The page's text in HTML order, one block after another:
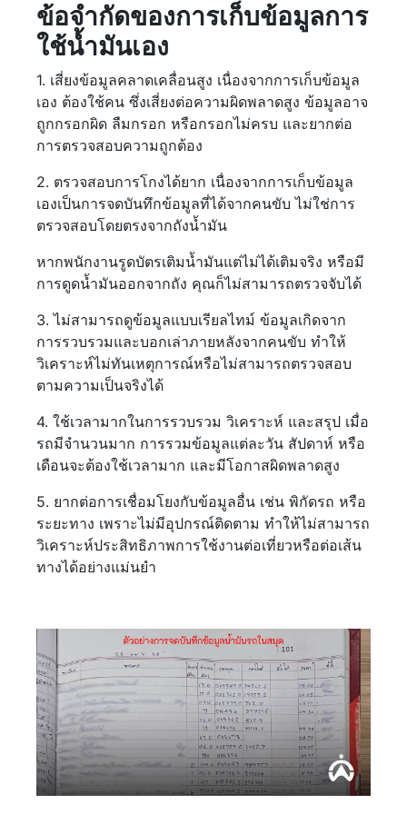
ข้อจำกัดของการเก็บข้อมูลการ
ใช้น้ำมันเอง
1. เสี่ยงข้อมูลคลาดเคลื่อนสูง เนื่องจากการเก็บข้อมูล
เอง ต้องใช้คน ซึ่งเสี่ยงต่อความผิดพลาดสูง ข้อมูลอาจ
ถูกกรอกผิด ลืมกรอก หรือกรอกไม่ครบ และยากต่อ
การตรวจสอบความถูกต้อง
2. ตรวจสอบการโกงได้ยาก เนื่องจากการเก็บข้อมูล
เองเป็นการจดบันทึกข้อมูลที่ได้จากคนขับ ไม่ใช่การ
ตรวจสอบโดยตรงจากถังน้ำมัน
หากพนักงานรูดบัตรเติมน้ำมันแต่ไม่ได้เติมจริง หรือมี
การดูดน้ำมันออกจากถัง คุณก็ไม่สามารถตรวจจับได้
3. ไม่สามารถดูข้อมูลแบบเรียลไทม์ ข้อมูลเกิดจาก
การรวบรวมและบอกเล่าภายหลังจากคนขับ ทำให้
วิเคราะห์ไม่ทันเหตุการณ์หรือไม่สามารถตรวจสอบ
ตามความเป็นจริงได้
4. ใช้เวลามากในการรวบรวม วิเคราะห์ และสรุป เมื่อ
รถมีจำนวนมาก การรวมข้อมูลแต่ละวัน สัปดาห์ หรือ
เดือนจะต้องใช้เวลามาก และมีโอกาสผิดพลาดสูง
5. ยากต่อการเชื่อมโยงกับข้อมูลอื่น เช่น พิกัดรถ หรือ
ระยะทาง เพราะไม่มีอุปกรณ์ติดตาม ทำให้ไม่สามารถ
วิเคราะห์ประสิทธิภาพการใช้งานต่อเที่ยวหรือต่อเส้น
ทางได้อย่างแม่นยำ